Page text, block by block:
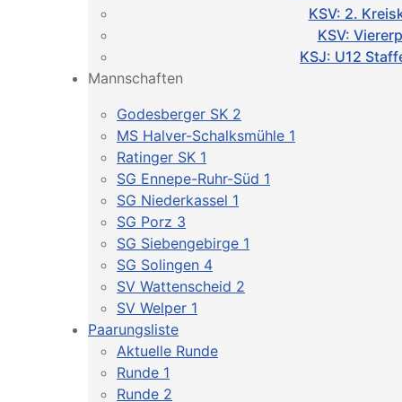
KSV: 2.
KSV:
KSJ: U12
Mannschaften
Godesberger SK 2
MS Halver-Schalksmühle 1
Ratinger SK 1
SG Ennepe-Ruhr-Süd 1
SG Niederkassel 1
SG Porz 3
SG Siebengebirge 1
SG Solingen 4
SV Wattenscheid 2
SV Welper 1
Paarungsliste
Aktuelle Runde
Runde 1
Runde 2